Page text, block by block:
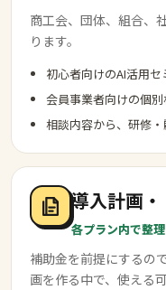
商工会、団体、組合、
ります。
初心者向けのAI活用
会員事業者向けの個
相談内容から、研修
導入計画・
各プラン内で整理
補助金を前提にするの
画を作る中で、使える